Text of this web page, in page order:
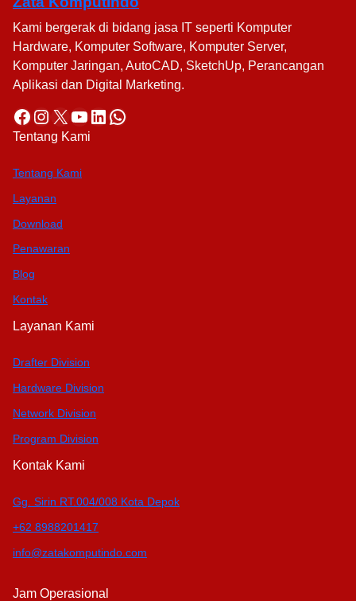
Kami bergerak di bidang jasa IT seperti Komputer
Hardware, Komputer Software, Komputer Server,
Komputer Jaringan, AutoCAD, SketchUp, Perancangan
Aplikasi dan Digital Marketing.
Facebook Instagram X YouTube LinkedIn WhatsApp
Tentang Kami
Tentang Kami
Layanan
Download
Penawaran
Blog
Kontak
Layanan Kami
Drafter Division
Hardware Division
Network Division
Program Division
Kontak Kami
Gg. Sirin RT.004/008 Kota Depok
+62 8988201417
info@zatakomputindo.com
Jam Operasional